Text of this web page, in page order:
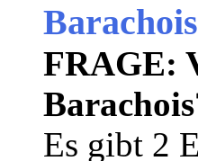
FRAGE:
Es gibt 2